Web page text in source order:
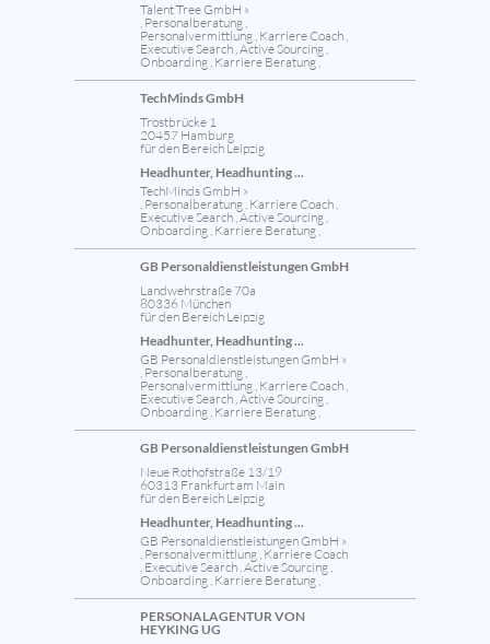
Talent Tree GmbH »
, Personalberatung ,
Personalvermittlung , Karriere Coach ,
Executive Search , Active Sourcing ,
Onboarding , Karriere Beratung ,
TechMinds GmbH
Trostbrücke 1
20457 Hamburg
für den Bereich Leipzig
Headhunter, Headhunting ...
TechMinds GmbH »
, Personalberatung , Karriere Coach ,
Executive Search , Active Sourcing ,
Onboarding , Karriere Beratung ,
GB Personaldienstleistungen GmbH
Landwehrstraße 70a
80336 München
für den Bereich Leipzig
Headhunter, Headhunting ...
GB Personaldienstleistungen GmbH »
, Personalberatung ,
Personalvermittlung , Karriere Coach ,
Executive Search , Active Sourcing ,
Onboarding , Karriere Beratung ,
GB Personaldienstleistungen GmbH
Neue Rothofstraße 13/19
60313 Frankfurt am Main
für den Bereich Leipzig
Headhunter, Headhunting ...
GB Personaldienstleistungen GmbH »
, Personalvermittlung , Karriere Coach
, Executive Search , Active Sourcing ,
Onboarding , Karriere Beratung ,
PERSONALAGENTUR VON
HEYKING UG